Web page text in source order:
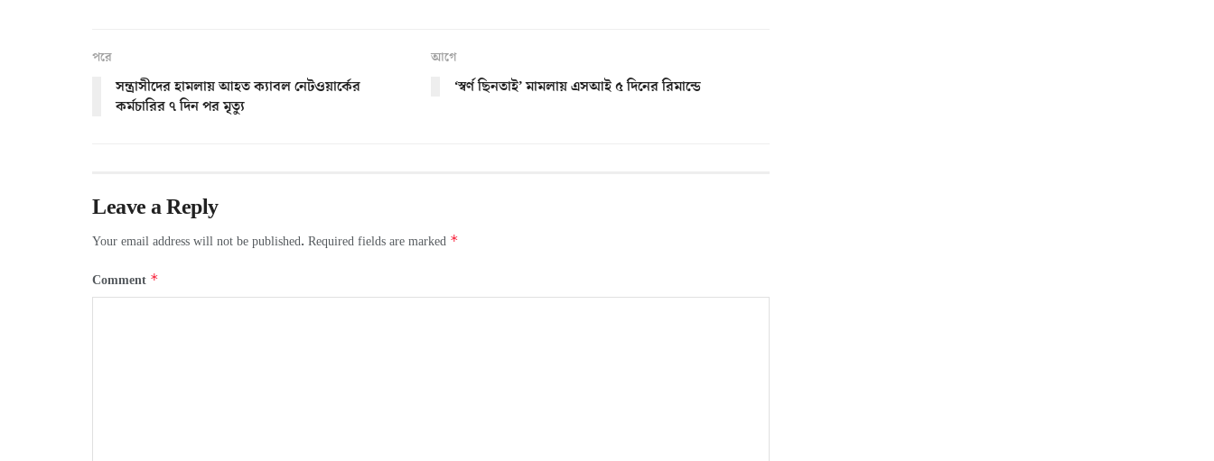
পরে
সন্ত্রাসীদের হামলায় আহত ক্যাবল নেটওয়ার্কের
কর্মচারির ৭ দিন পর মৃত্যু
আগে
‘স্বর্ণ ছিনতাই’ মামলায় এসআই ৫ দিনের রিমান্ডে
Leave a Reply
Your email address will not be published. Required fields are marked *
Comment *